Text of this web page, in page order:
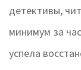
детективы,
минимум за
успела